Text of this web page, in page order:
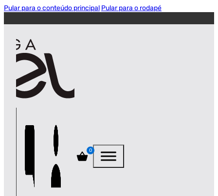
Pular para o conteúdo principal Pular para o rodapé
0